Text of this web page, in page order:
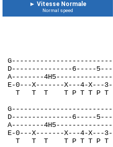
► Vitesse Normale
Normal speed
G-------------------------|
D---------------6-----5---|
A--------4H5--------------|
E-0---X-------X---4-X---3-|
  T   T  T    T P T T P T
G-------------------------|
D---------------6-----5---|
A--------4H5--------------|
E-0---X-------X---4-X---3-|
  T   T  T    T P T T P T